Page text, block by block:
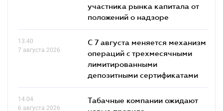
участника рынка капитала от
положений о надзоре
13.40
7 августа 2026
С 7 августа меняется механизм
операций с трехмесячными
лимитированными
депозитными сертификатами
14.04
6 августа 2026
Табачные компании ожидают